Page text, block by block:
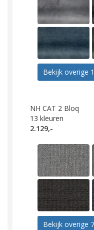
Bekijk overige
NH CAT 2 Bloq
13 kleuren
2.129,-
Bekijk overige